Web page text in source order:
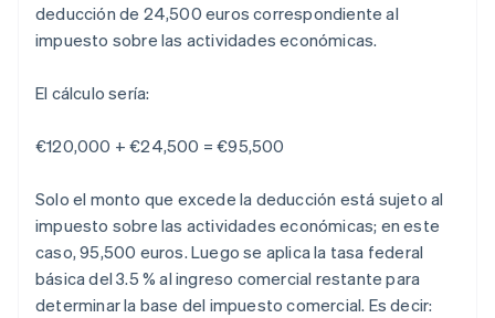
deducción de 24,500 euros correspondiente al
impuesto sobre las actividades económicas.
El cálculo sería:
€120,000 + €24,500 = €95,500
Solo el monto que excede la deducción está sujeto al
impuesto sobre las actividades económicas; en este
caso, 95,500 euros. Luego se aplica la tasa federal
básica del 3.5 % al ingreso comercial restante para
determinar la base del impuesto comercial. Es decir: